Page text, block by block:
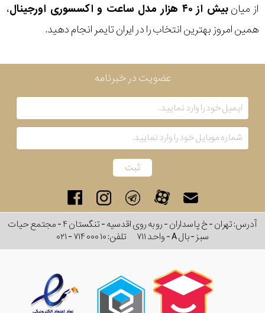
از میانبیش از ۴۰ هزار مدل ساعت و اکسسوری اورجینال
،
همین امروز بهترین انتخاب را در ایران تایمر انجام دهید.
عضویت در خبرنامه
آدرس: تهران - خ پاسداران - رو به روی اقدسیه - تنگستان ۴ - مجتمع حیات
سبز - بال A - واحد ۷۱۱
تلفن:۰۲۱ - ۷۱۴ ۰۰۰ ۱۰